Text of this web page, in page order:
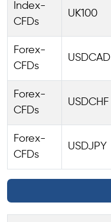
Index-
CFDs
UK100
Forex-
CFDs
USDCAD
Forex-
CFDs
USDCHF
Forex-
CFDs
USDJPY